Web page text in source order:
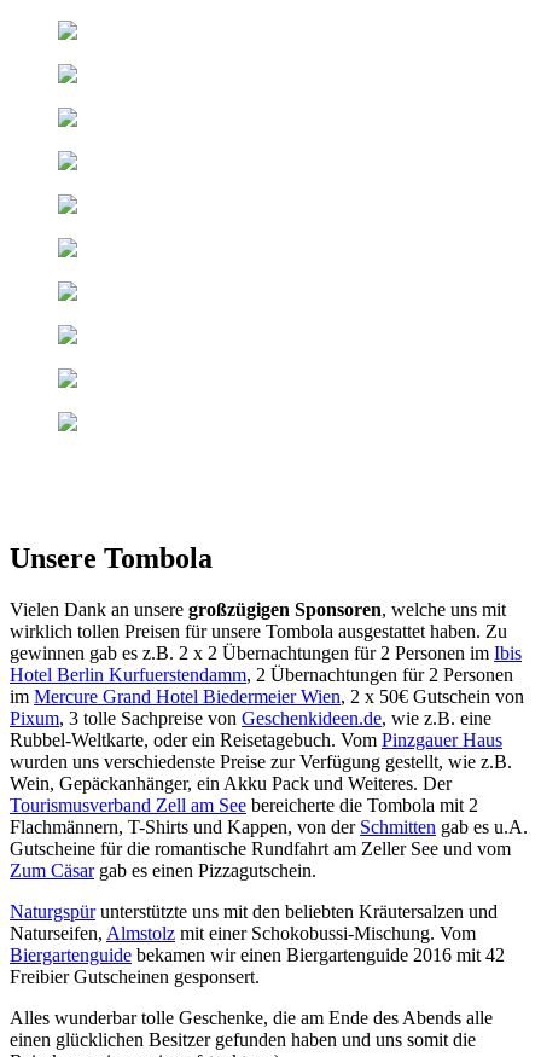
Unsere Tombola
Vielen Dank an unsere großzügigen Sponsoren, welche uns mit
wirklich tollen Preisen für unsere Tombola ausgestattet haben. Zu
gewinnen gab es z.B. 2 x 2 Übernachtungen für 2 Personen im Ibis
Hotel Berlin Kurfuerstendamm, 2 Übernachtungen für 2 Personen
im Mercure Grand Hotel Biedermeier Wien, 2 x 50€ Gutschein von
Pixum, 3 tolle Sachpreise von Geschenkideen.de, wie z.B. eine
Rubbel-Weltkarte, oder ein Reisetagebuch. Vom Pinzgauer Haus
wurden uns verschiedenste Preise zur Verfügung gestellt, wie z.B.
Wein, Gepäckanhänger, ein Akku Pack und Weiteres. Der
Tourismusverband Zell am See bereicherte die Tombola mit 2
Flachmännern, T-Shirts und Kappen, von der Schmitten gab es u.A.
Gutscheine für die romantische Rundfahrt am Zeller See und vom
Zum Cäsargab es einen Pizzagutschein.
Naturgspürunterstützte uns mit den beliebten Kräutersalzen und
Naturseifen, Almstolz mit einer Schokobussi-Mischung. Vom
Biergartenguide bekamen wir einen Biergartenguide 2016 mit 42
Freibier Gutscheinen gesponsert.
Alles wunderbar tolle Geschenke, die am Ende des Abends alle
einen glücklichen Besitzer gefunden haben und uns somit die